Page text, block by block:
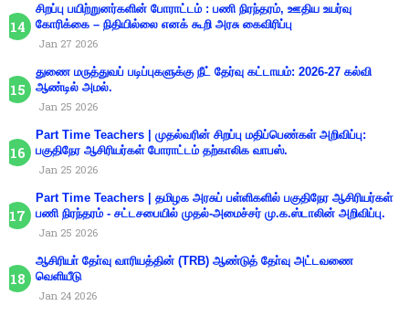
சிறப்பு பயிற்றுனர்களின் போராட்டம் : பணி நிரந்தரம், ஊதிய உயர்வு
கோரிக்கை – நிதியில்லை எனக் கூறி அரசு கைவிரிப்பு
Jan 27 2026
துணை மருத்துவப் படிப்புகளுக்கு நீட் தேர்வு கட்டாயம்: 2026-27 கல்வி
ஆண்டில் அமல்.
Jan 25 2026
Part Time Teachers | முதல்வரின் சிறப்பு மதிப்பெண்கள் அறிவிப்பு:
பகுதிநேர ஆசிரியர்கள் போராட்டம் தற்காலிக வாபஸ்.
Jan 25 2026
Part Time Teachers | தமிழக அரசுப் பள்ளிகளில் பகுதிநேர ஆசிரியர்கள்
பணி நிரந்தரம் - சட்டசபையில் முதல்-அமைச்சர் மு.க.ஸ்டாலின் அறிவிப்பு.
Jan 25 2026
ஆசிரியா் தோ்வு வாரியத்தின் (TRB) ஆண்டுத் தோ்வு அட்டவணை
வெளியீடு
Jan 24 2026